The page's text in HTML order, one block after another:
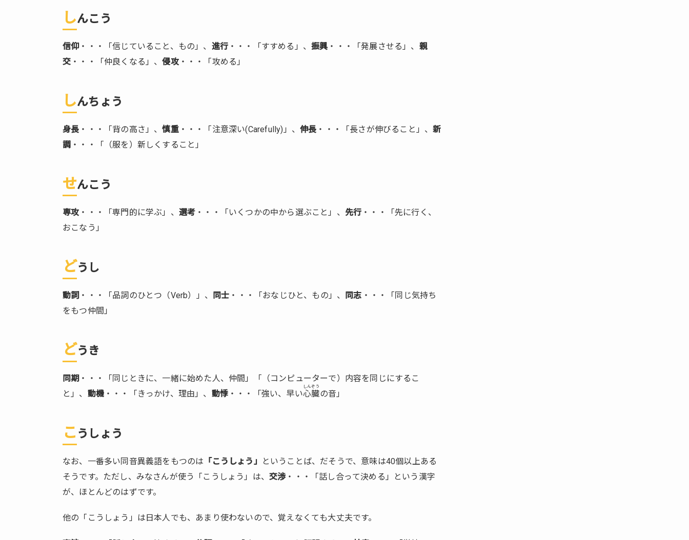
和
製
英
と
め
しんこう
信仰・・・「信じていること、もの」、 進行・・・「すすめる」、 振興 ・・・「発展させる」、 親
交 ・・・「仲良くなる」、侵攻・・・「攻める」
しんちょう
身長 ・・・「背の高さ」、慎重・・・「注意深い(Carefully)」、 伸長 ・・・「長さが伸びること」、新
調 ・・・「（服を）新しくすること」
せんこう
専攻・・・「専門的に学ぶ」、 選考 ・・・「いくつかの中から選ぶこと」、 先行 ・・・「先に行く、
おこなう」
どうし
動詞 ・・・「品詞のひとつ（Verb）」、 同士 ・・・「おなじひと、もの」、 同志 ・・・「同じ気持ち
をもつ仲間」
どうき
同期 ・・・「同じときに、一緒に始めた人、仲間」「（コンピューターで）内容を同じにするこ
と」、 動機・・・「きっかけ、理由」、 動悸・・・「強い、早い心臓
しんぞう
の音」
こ うしょう
なお、一番多い同音異義語をもつのは 「こうしょう」
ということば、だそうで、意味は40個以上ある
そうです。ただし、みなさんが使う「こうしょう」は、 交渉 ・・・「話し合って決める」という漢字
が、ほとんどのはずです。
他の「こうしょう」は日本人でも、あまり使わないので、覚えなくても大丈夫です。